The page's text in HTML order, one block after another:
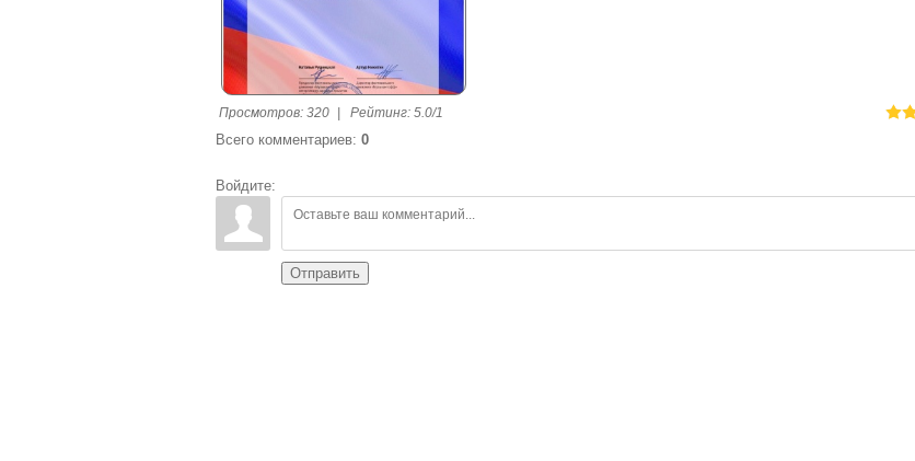
Просмотров: 320 Рейтинг: 5.0/1
Всего комментариев: 0
Войдите:
Отправить